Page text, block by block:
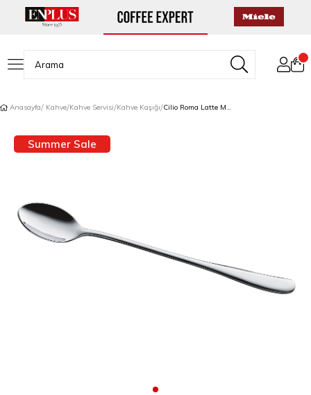
Anasayfa Kahve Kahve Servisi Kahve Kaşığı Cilio Roma Latte Macchiato Kaşığı
Summer Sale